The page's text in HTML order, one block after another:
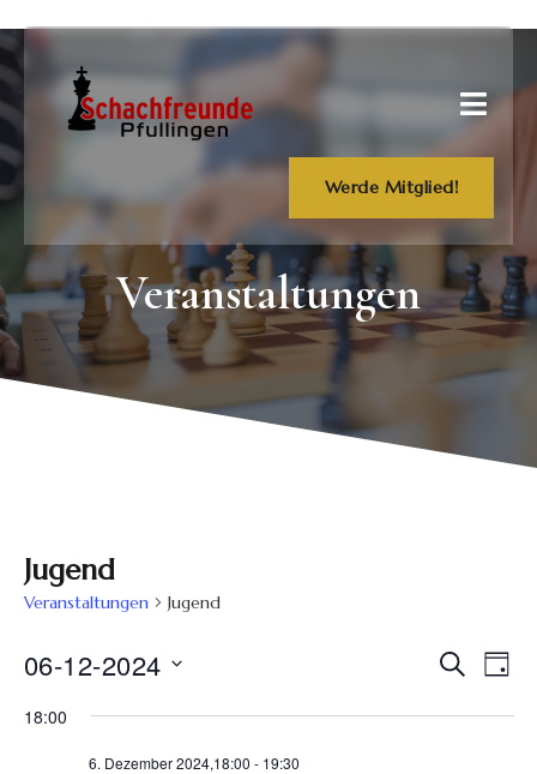
Werde Mitglied!
Veranstaltungen
Jugend
Veranstaltungen Jugend
SucheTag
06-12-2024
wählen.
18:00
6. Dezember 2024,18:00 - 19:30